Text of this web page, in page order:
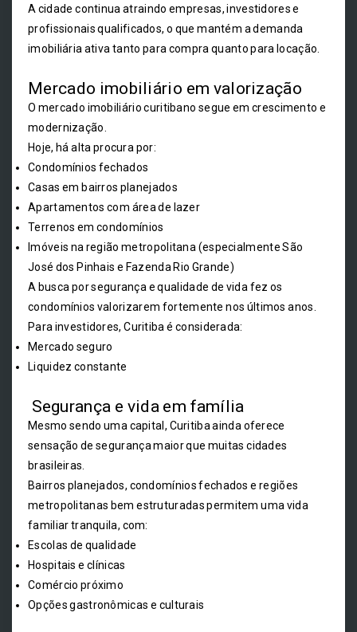
A cidade continua atraindo empresas, investidores e
profissionais qualificados, o que mantém a demanda
imobiliária ativa tanto para compra quanto para locação.
Mercado imobiliário em valorização
O mercado imobiliário curitibano segue em crescimento e
modernização.
Hoje, há alta procura por:
Condomínios fechados
Casas em bairros planejados
Apartamentos com área de lazer
Terrenos em condomínios
Imóveis na região metropolitana (especialmente São
José dos Pinhais e Fazenda Rio Grande)
A busca por segurança e qualidade de vida fez os
condomínios valorizarem fortemente nos últimos anos.
Para investidores, Curitiba é considerada:
Mercado seguro
Liquidez constante
Segurança e vida em família
Mesmo sendo uma capital, Curitiba ainda oferece
sensação de segurança maior que muitas cidades
brasileiras.
Bairros planejados, condomínios fechados e regiões
metropolitanas bem estruturadas permitem uma vida
familiar tranquila, com:
Escolas de qualidade
Hospitais e clínicas
Comércio próximo
Opções gastronômicas e culturais